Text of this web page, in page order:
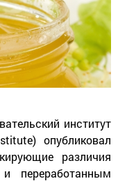
институт
опубликовал
различия
переработанным